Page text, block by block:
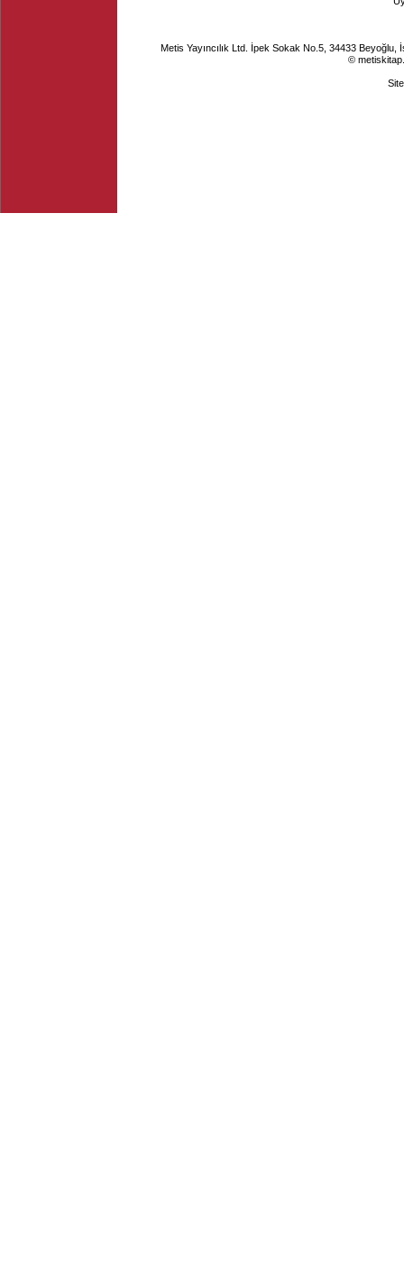
Metis Yayıncılık Ltd. İpek Sokak No.5, 34433
©